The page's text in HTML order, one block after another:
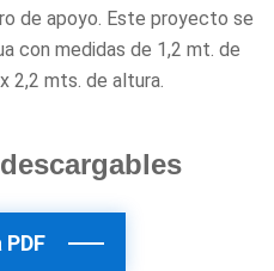
de apoyo. Este proyecto se
con medidas de 1,2 mt. de
2,2 mts. de altura.